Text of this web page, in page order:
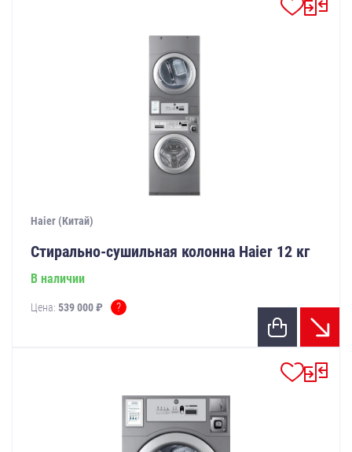
Haier (Китай)
Стирально-сушильная колонна Haier 12 кг
В наличии
Цена: 539 000 ₽ ?